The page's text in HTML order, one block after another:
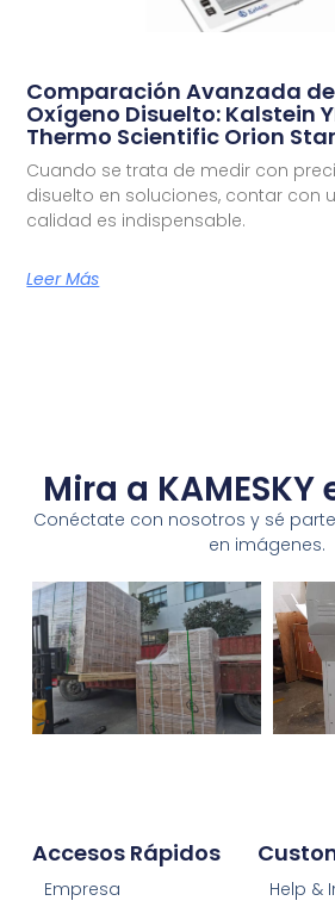
Comparación Avanzada
Oxígeno Disuelto: Kalstein
Thermo Scientific Orion Star
Cuando se trata de medir con
disuelto en soluciones, contar con
calidad es indispensable.
Leer Más
Mira a
Conéctate con nosotros y sé
en imágenes.
Help &
Accesos Rápidos
Empresa